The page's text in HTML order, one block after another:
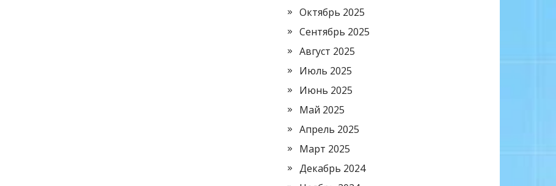
Октябрь 2025
Сентябрь 2025
Август 2025
Июль 2025
Июнь 2025
Май 2025
Апрель 2025
Март 2025
Декабрь 2024